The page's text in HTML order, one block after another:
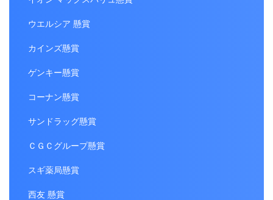
ウエルシア 懸賞
カインズ懸賞
ゲンキー懸賞
コーナン懸賞
サンドラッグ懸賞
ＣＧＣグループ懸賞
スギ薬局懸賞
西友 懸賞